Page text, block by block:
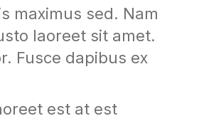
maximus sed. Nam
laoreet sit amet.
Fusce dapibus ex
est at est